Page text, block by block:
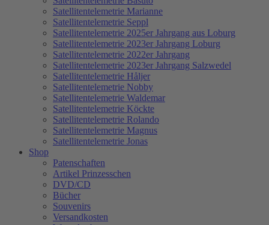
Satellitentelemetrie Marianne
Satellitentelemetrie Seppl
Satellitentelemetrie 2025er Jahrgang aus Loburg
Satellitentelemetrie 2023er Jahrgang Loburg
Satellitentelemetrie 2022er Jahrgang
Satellitentelemetrie 2023er Jahrgang Salzwedel
Satellitentelemetrie Håljer
Satellitentelemetrie Nobby
Satellitentelemetrie Waldemar
Satellitentelemetrie Köckte
Satellitentelemetrie Rolando
Satellitentelemetrie Magnus
Satellitentelemetrie Jonas
Shop
Patenschaften
Artikel Prinzesschen
DVD/CD
Bücher
Souvenirs
Versandkosten